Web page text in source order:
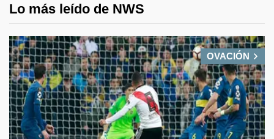
Lo más leído de NWS
OVACIÓN